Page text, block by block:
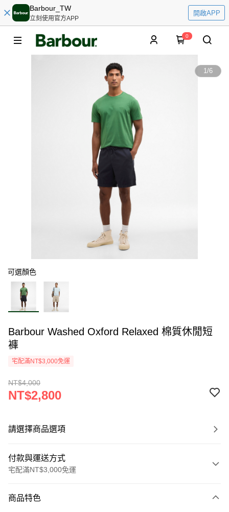
Barbour_TW
立刻使用官方APP
開啟APP
0
1/6
可選顏色
Barbour Washed Oxford Relaxed 棉質休閒短
褲
宅配滿NT$3,000免運
NT$4,000
NT$2,800
請選擇商品選項
付款與運送方式
宅配滿NT$3,000免運
信用卡一次付款
商品特色